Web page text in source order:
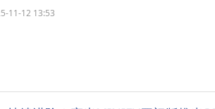
11-12 13:53